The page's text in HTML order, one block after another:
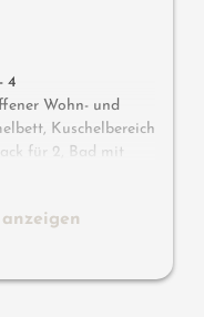
4
Wohn- und
Kuschelbereich
für 2, Bad mit
West-
erlaubt